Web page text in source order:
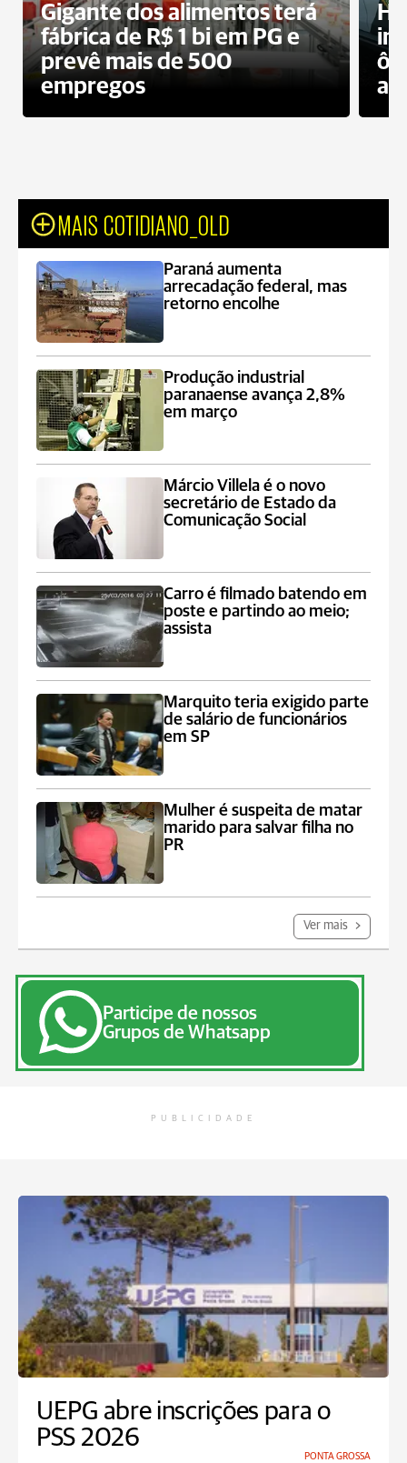
Gigante dos alimentos terá
fábrica de R$ 1 bi em PG e
prevê mais de 500
empregos
MAIS COTIDIANO_OLD
Paraná aumenta
arrecadação federal, mas
retorno encolhe
Produção industrial
paranaense avança 2,8%
em março
Márcio Villela é o novo
secretário de Estado da
Comunicação Social
Carro é filmado batendo em
poste e partindo ao meio;
assista
Marquito teria exigido parte
de salário de funcionários
em SP
Mulher é suspeita de matar
marido para salvar filha no
PR
Ver mais
Participe de nossos
Grupos de Whatsapp
PUBLICIDADE
UEPG abre inscrições para o
PSS 2026
PONTA GROSSA